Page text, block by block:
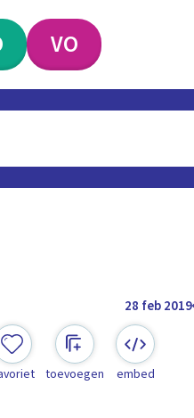
VO
28 feb 2019
toevoegen embed